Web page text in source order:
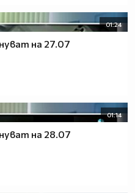
01:24
на 27.07
01:14
на 28.07